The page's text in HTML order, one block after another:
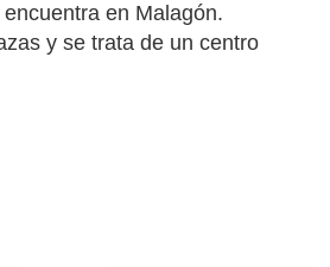
en Malagón.
y se trata de un centro